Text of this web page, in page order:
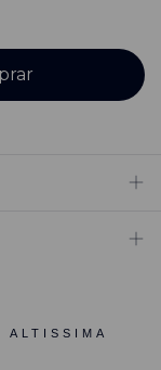
ALTISSIMA